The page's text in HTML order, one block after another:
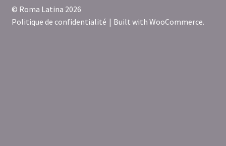
© Roma Latina 2026
Politique de confidentialité
Built with WooCommerce.